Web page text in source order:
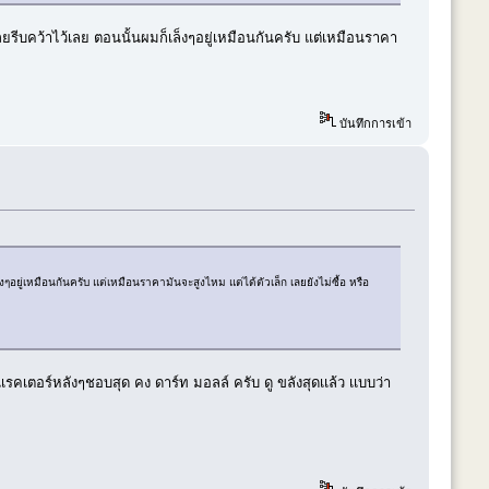
บคว้าไว้เลย ตอนนั้นผมก็เล็งๆอยู่เหมือนกันครับ แต่เหมือนราคา
บันทึกการเข้า
อยู่เหมือนกันครับ แต่เหมือนราคามันจะสูงไหม แต่ได้ตัวเล็ก เลยยังไม่ซื้อ หรือ
เตอร์หลังๆชอบสุด คง ดาร์ท มอลล์ ครับ ดู ขลังสุดเเล้ว เเบบว่า